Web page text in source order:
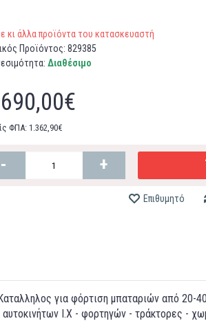
κι άλλα προϊόντα του κατασκευαστή
Προϊόντος: 829385
Διαθέσιμο
ΦΠΑ: 1.362,90€
- +
Επιθυμητό
για φόρτιση μπαταριών από 20-
Ι.Χ - φορτηγών - τράκτορες -